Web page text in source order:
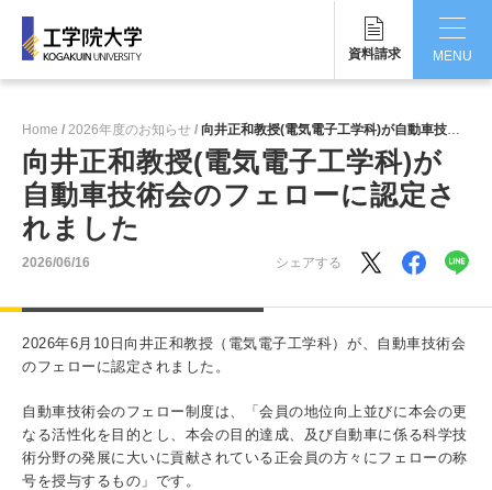
資料請求
MENU
工学院大学について
学部・大学院
学生生活
研究・産学連携
キャンパス
Home 2026年度のお知らせ 向井正和教授(電気電子工学科)が自動車技術会のフェローに認定されました
向井正和教授(電気電子工学科)が
自動車技術会のフェローに認定さ
れました
2026/06/16 シェアする
2026年6月10日向井正和教授（電気電子工学科）が、自動車技術会
のフェローに認定されました。
自動車技術会のフェロー制度は、「会員の地位向上並びに本会の更
なる活性化を目的とし、本会の目的達成、及び自動車に係る科学技
術分野の発展に大いに貢献されている正会員の方々にフェローの称
号を授与するもの」です。